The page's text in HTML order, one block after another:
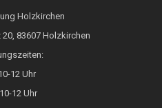
Holzkirchen
83607 Holzkirchen
12 Uhr
12 Uhr